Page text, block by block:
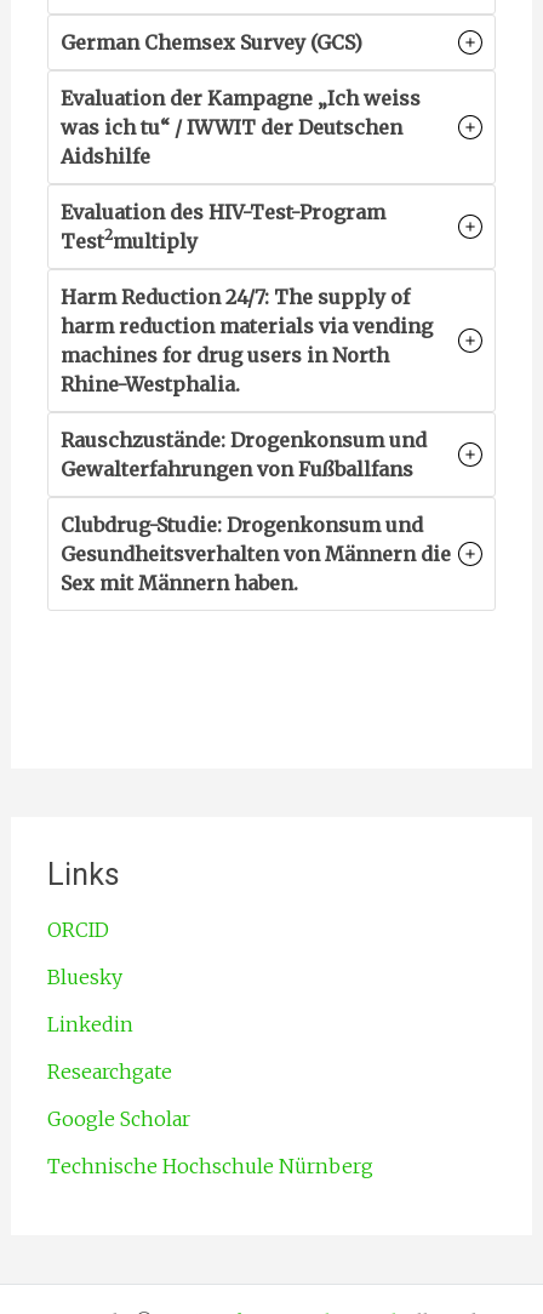
German Chemsex Survey (GCS)
Evaluation der Kampagne „Ich weiss
was ich tu“ / IWWIT der Deutschen
Aidshilfe
Evaluation des HIV-Test-Program
Test2multiply
Harm Reduction 24/7: The supply of
harm reduction materials via vending
machines for drug users in North
Rhine-Westphalia.
Rauschzustände: Drogenkonsum und
Gewalterfahrungen von Fußballfans
Clubdrug-Studie: Drogenkonsum und
Gesundheitsverhalten von Männern die
Sex mit Männern haben.
Links
ORCID
Bluesky
Linkedin
Researchgate
Google Scholar
Technische Hochschule Nürnberg